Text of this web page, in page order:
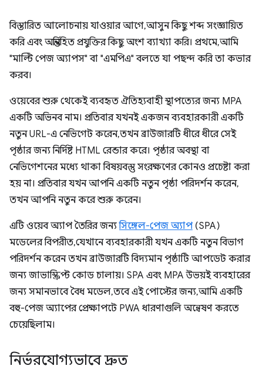
বিস্তারিত আলোচনায় যাওয়ার আগে, আসুন কিছু শব্দ সংজ্ঞায়িত
করি এবং অন্তর্নিহিত প্রযুক্তির কিছু অংশ ব্যাখ্যা করি। প্রথমে, আমি
"মাল্টি পেজ অ্যাপস" বা "এমপিএ" বলতে যা পছন্দ করি তা কভার
করব।
ওয়েবের শুরু থেকেই ব্যবহৃত ঐতিহ্যবাহী স্থাপত্যের জন্য MPA
একটি অভিনব নাম। প্রতিবার যখনই একজন ব্যবহারকারী একটি
নতুন URL-এ নেভিগেট করেন, তখন ব্রাউজারটি ধীরে ধীরে সেই
পৃষ্ঠার জন্য নির্দিষ্ট HTML রেন্ডার করে। পৃষ্ঠার অবস্থা বা
নেভিগেশনের মধ্যে থাকা বিষয়বস্তু সংরক্ষণের কোনও প্রচেষ্টা করা
হয় না। প্রতিবার যখন আপনি একটি নতুন পৃষ্ঠা পরিদর্শন করেন,
তখন আপনি নতুন করে শুরু করেন।
এটি ওয়েব অ্যাপ তৈরির জন্যসিঙ্গেল-পেজ অ্যাপ(SPA)
মডেলের বিপরীত, যেখানে ব্যবহারকারী যখন একটি নতুন বিভাগ
পরিদর্শন করেন তখন ব্রাউজারটি বিদ্যমান পৃষ্ঠাটি আপডেট করার
জন্য জাভাস্ক্রিপ্ট কোড চালায়। SPA এবং MPA উভয়ই ব্যবহারের
জন্য সমানভাবে বৈধ মডেল, তবে এই পোস্টের জন্য, আমি একটি
বহু-পেজ অ্যাপের প্রেক্ষাপটে PWA ধারণাগুলি অন্বেষণ করতে
চেয়েছিলাম।
নির্ভরযোগ্যভাবে দ্রুত